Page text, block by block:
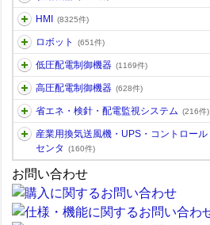
HMI (8325件)
ロボット (651件)
低圧配電制御機器 (1169件)
高圧配電制御機器 (628件)
省エネ・検針・配電監視システム (216件)
産業用換気送風機・UPS・コントロール
センタ
(160件)
お問い合わせ